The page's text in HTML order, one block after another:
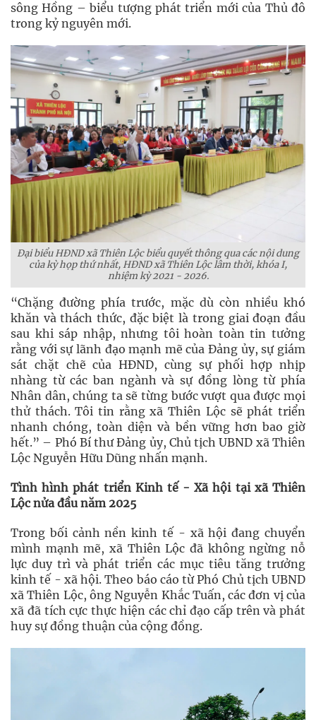
sông Hồng – biểu tượng phát triển mới của Thủ đô
trong kỷ nguyên mới.
Đại biểu HĐND xã Thiên Lộc biểu quyết thông qua các nội dung
của kỳ họp thứ nhất, HĐND xã Thiên Lộc lâm thời, khóa I,
nhiệm kỳ 2021 - 2026.
“Chặng đường phía trước, mặc dù còn nhiều khó
khăn và thách thức, đặc biệt là trong giai đoạn đầu
sau khi sáp nhập, nhưng tôi hoàn toàn tin tưởng
rằng với sự lãnh đạo mạnh mẽ của Đảng ủy, sự giám
sát chặt chẽ của HĐND, cùng sự phối hợp nhịp
nhàng từ các ban ngành và sự đồng lòng từ phía
Nhân dân, chúng ta sẽ từng bước vượt qua được mọi
thử thách. Tôi tin rằng xã Thiên Lộc sẽ phát triển
nhanh chóng, toàn diện và bền vững hơn bao giờ
hết.” – Phó Bí thư Đảng ủy, Chủ tịch UBND xã Thiên
Lộc Nguyễn Hữu Dũng nhấn mạnh.
Tình hình phát triển Kinh tế - Xã hội tại xã Thiên
Lộc nửa đầu năm 2025
Trong bối cảnh nền kinh tế - xã hội đang chuyển
mình mạnh mẽ, xã Thiên Lộc đã không ngừng nỗ
lực duy trì và phát triển các mục tiêu tăng trưởng
kinh tế - xã hội. Theo báo cáo từ Phó Chủ tịch UBND
xã Thiên Lộc, ông Nguyễn Khắc Tuấn, các đơn vị của
xã đã tích cực thực hiện các chỉ đạo cấp trên và phát
huy sự đồng thuận của cộng đồng.